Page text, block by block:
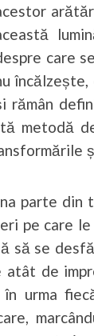
care
rămân
metodă
parte din
pe care
să se
de
urma